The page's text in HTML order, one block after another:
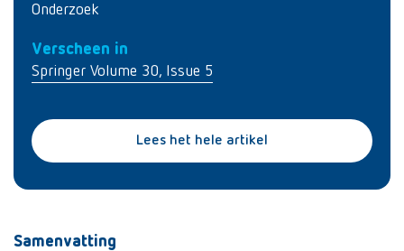
Onderzoek
Verscheen in
Springer Volume 30, Issue 5
Lees het hele artikel
Samenvatting